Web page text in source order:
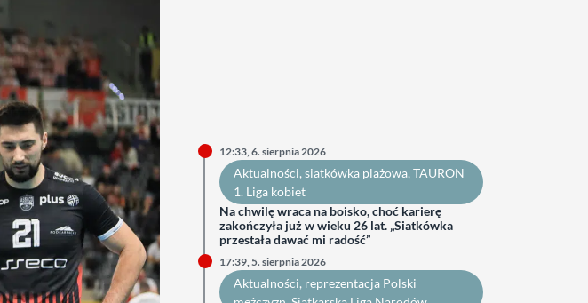
12:33, 6. sierpnia 2026
Aktualności, siatkówka plażowa, TAURON
1. Liga kobiet
Na chwilę wraca na boisko, choć karierę
zakończyła już w wieku 26 lat. „Siatkówka
przestała dawać mi radość”
17:39, 5. sierpnia 2026
Aktualności, reprezentacja Polski